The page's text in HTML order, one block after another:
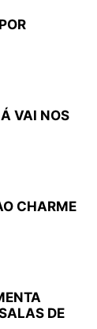
VAI NOS
CHARME
DE